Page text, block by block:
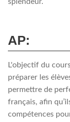
AP:
L'objectif du
préparer les
permettre de
français, afin
compétences